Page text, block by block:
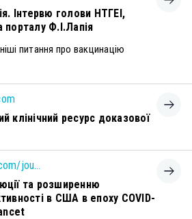
Інтервю голови НТГЕІ,
порталу Ф.І.Лапія
питання про вакцинацію
клінічний ресурс доказової
https://www.thelancet.com/journals/lancet/article/PIIS0140-6736(23)00136-8/fulltext?dgcid=raven_jbs_aip_email
та розширенню
в США в епоху COVID-